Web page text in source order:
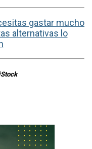
gastar mucho
alternativas lo